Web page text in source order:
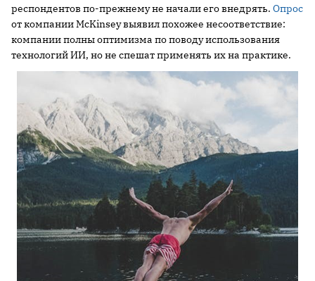
респондентов по-прежнему не начали его внедрять. Опрос
от компании McKinsey выявил похожее несоответствие:
компании полны оптимизма по поводу использования
технологий ИИ, но не спешат применять их на практике.